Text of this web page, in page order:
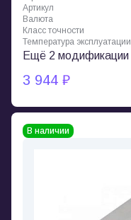
Артикул
Валюта
Класс точности
Температура эксплуатации
Ещё 2 модификации
3 944 ₽
В наличии